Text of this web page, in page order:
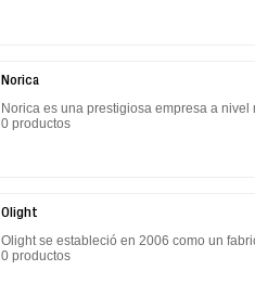
Norica
Norica es una prestigiosa empresa a
0 productos
Olight
Olight se estableció en 2006 como un
0 productos